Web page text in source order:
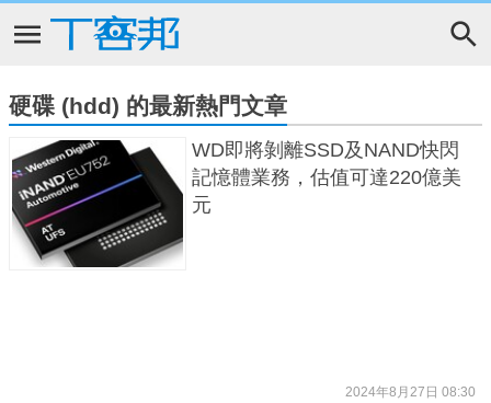
硬碟 (hdd) 的最新熱門文章
WD即將剝離SSD及NAND快閃
記憶體業務，估值可達220億美
元
2024年8月27日 08:30